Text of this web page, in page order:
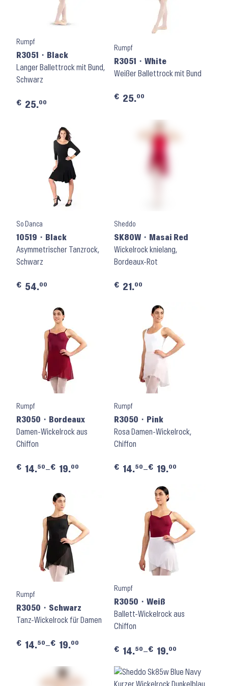
Rumpf
R3051 ⬝ Black
Langer Ballettrock mit Bund,
Schwarz
€ 25.00
Rumpf
R3051 ⬝ White
Weißer Ballettrock mit Bund
€ 25.00
So Danca
10519 ⬝ Black
Asymmetrischer Tanzrock,
Schwarz
€ 54.00
Sheddo
SK80W ⬝ Masai Red
Wickelrock knielang,
Bordeaux-Rot
€ 21.00
Rumpf
R3050 ⬝ Bordeaux
Damen-Wickelrock aus
Chiffon
€ 14.50–€ 19.00
Rumpf
R3050 ⬝ Pink
Rosa Damen-Wickelrock,
Chiffon
€ 14.50–€ 19.00
Rumpf
R3050 ⬝ Schwarz
Tanz-Wickelrock für Damen
€ 14.50–€ 19.00
Rumpf
R3050 ⬝ Weiß
Ballett-Wickelrock aus
Chiffon
€ 14.50–€ 19.00